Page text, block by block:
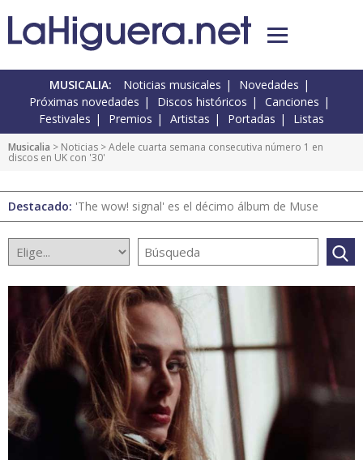
MUSICALIA: Noticias musicales
Novedades
Próximas novedades
Discos históricos
Canciones
Festivales
Premios Artistas Portadas Listas
Musicalia > Noticias > Adele cuarta semana consecutiva número 1 en
discos en UK con '30'
Destacado: 'The wow! signal' es el décimo álbum de Muse